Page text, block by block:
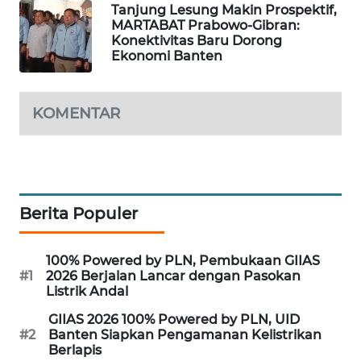
Tanjung Lesung Makin Prospektif,
MARTABAT Prabowo-Gibran:
Konektivitas Baru Dorong
Ekonomi Banten
KOMENTAR
Berita Populer
#1
100% Powered by PLN, Pembukaan GIIAS
2026 Berjalan Lancar dengan Pasokan
Listrik Andal
#2
GIIAS 2026 100% Powered by PLN, UID
Banten Siapkan Pengamanan Kelistrikan
Berlapis
NEWS
KRT
NEWS
KARING
MARITIM
HUMBANG
GARONGGANG
FISUELRI